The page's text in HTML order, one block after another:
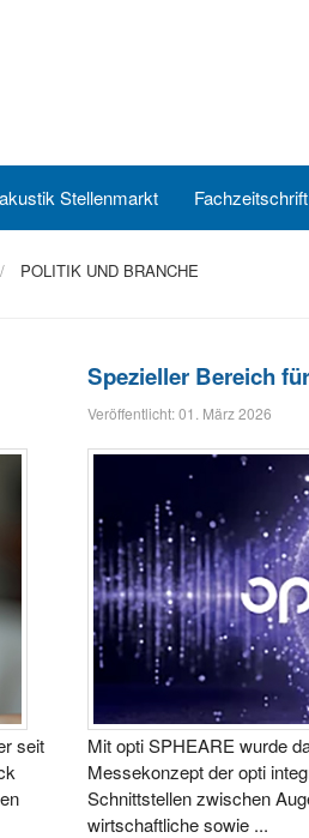
Stellenmarkt Fachzeitschrift
POLITIK UND BRANCHE
seit
Spezieller Bereich
Veröffentlicht: 01. März 2026
Mit opti SPHEARE wurde
Messekonzept der opti
Schnittstellen zwischen
wirtschaftliche sowie ...